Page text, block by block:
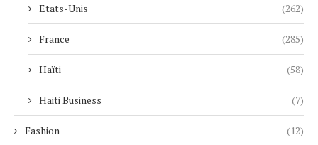
Etats-Unis (262)
France (285)
Haïti (58)
Haiti Business (7)
Fashion (12)